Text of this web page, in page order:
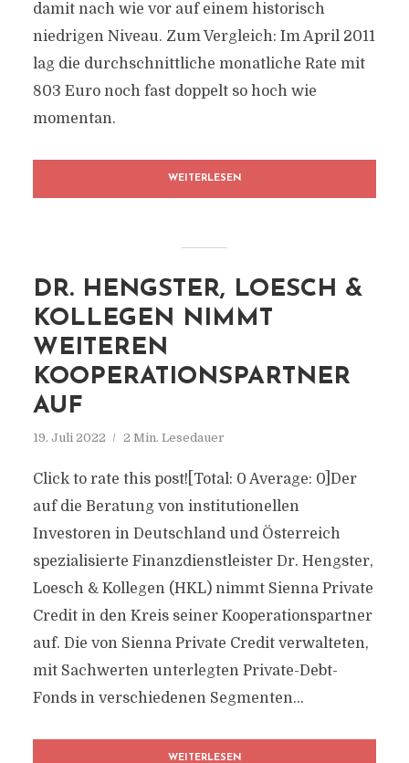
damit nach wie vor auf einem historisch
niedrigen Niveau. Zum Vergleich: Im April 2011
lag die durchschnittliche monatliche Rate mit
803 Euro noch fast doppelt so hoch wie
momentan.
WEITERLESEN
DR. HENGSTER, LOESCH &
KOLLEGEN NIMMT
WEITEREN
KOOPERATIONSPARTNER
AUF
19. Juli 2022 2 Min. Lesedauer
Click to rate this post![Total: 0 Average: 0]Der
auf die Beratung von institutionellen
Investoren in Deutschland und Österreich
spezialisierte Finanzdienstleister Dr. Hengster,
Loesch & Kollegen (HKL) nimmt Sienna Private
Credit in den Kreis seiner Kooperationspartner
auf. Die von Sienna Private Credit verwalteten,
mit Sachwerten unterlegten Private-Debt-
Fonds in verschiedenen Segmenten...
WEITERLESEN